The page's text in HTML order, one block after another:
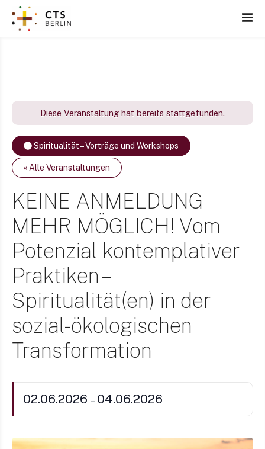
Diese Veranstaltung hat bereits stattgefunden.
Spiritualität – Vorträge und Workshops
« Alle Veranstaltungen
KEINE ANMELDUNG
MEHR MÖGLICH! Vom
Potenzial kontemplativer
Praktiken –
Spiritualität(en) in der
sozial-ökologischen
Transformation
02.06.2026 – 04.06.2026